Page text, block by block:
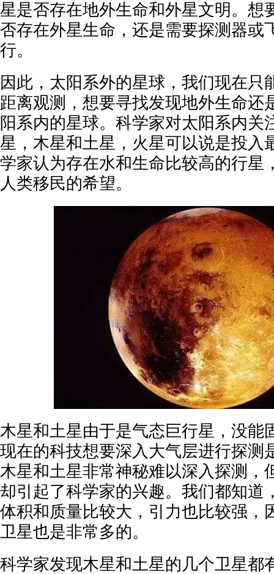
星是否存在地外生命和外星文明。想
否存在外星生命，还是需要探测器或
行。
因此，太阳系外的星球，我们现在只
距离观测，想要寻找发现地外生命还
阳系内的星球。科学家对太阳系内关
星，木星和土星，火星可以说是投入
学家认为存在水和生命比较高的行星
人类移民的希望。
木星和土星由于是气态巨行星，没能
现在的科技想要深入大气层进行探测
木星和土星非常神秘难以深入探测，
却引起了科学家的兴趣。我们都知道
体积和质量比较大，引力也比较强，
卫星也是非常多的。
科学家发现木星和土星的几个卫星都